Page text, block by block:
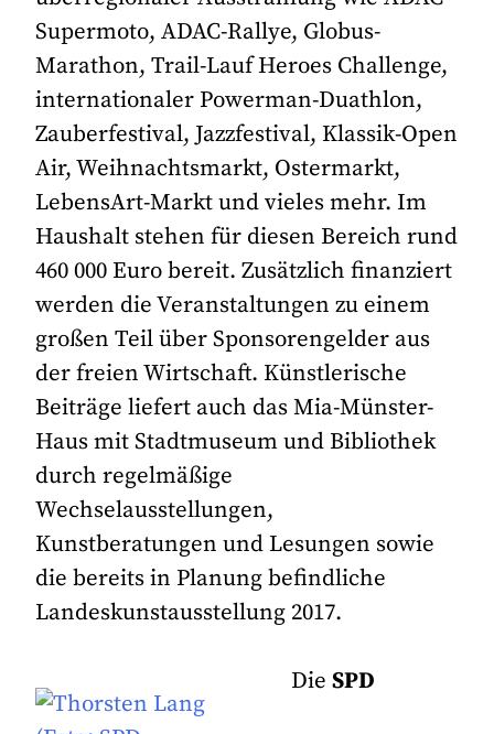
Supermoto, ADAC-Rallye, Globus-
Marathon, Trail-Lauf Heroes Challenge,
internationaler Powerman-Duathlon,
Zauberfestival, Jazzfestival, Klassik-Open
Air, Weihnachtsmarkt, Ostermarkt,
LebensArt-Markt und vieles mehr. Im
Haushalt stehen für diesen Bereich rund
460 000 Euro bereit. Zusätzlich finanziert
werden die Veranstaltungen zu einem
großen Teil über Sponsorengelder aus
der freien Wirtschaft. Künstlerische
Beiträge liefert auch das Mia-Münster-
Haus mit Stadtmuseum und Bibliothek
durch regelmäßige
Wechselausstellungen,
Kunstberatungen und Lesungen sowie
die bereits in Planung befindliche
Landeskunstausstellung 2017.
Die SPD